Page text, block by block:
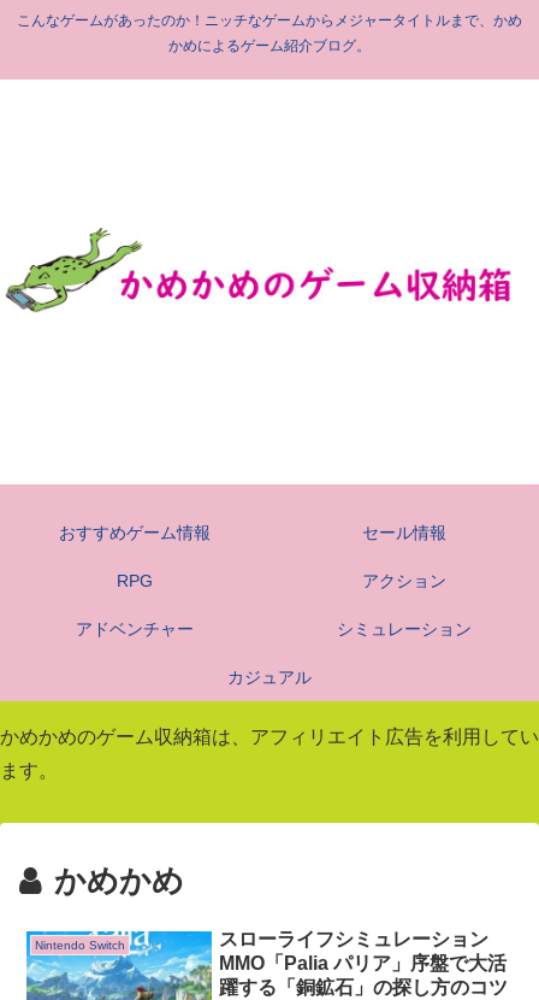
こんなゲームがあったのか！ニッチなゲームからメジャータイトルまで、かめ
かめによるゲーム紹介ブログ。
おすすめゲーム情報 セール情報
RPG アクション
アドベンチャー シミュレーション
カジュアル
かめかめのゲーム収納箱は、アフィリエイト広告を利用してい
ます。
かめかめ
Nintendo Switch
スローライフシミュレーション
MMO「Palia パリア」序盤で大活
躍する「銅鉱石」の探し方のコツ